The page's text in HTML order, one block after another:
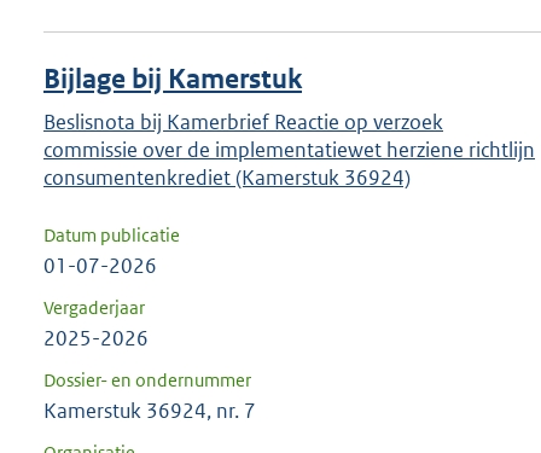
Bijlage bij Kamerstuk
Beslisnota bij Kamerbrief Reactie op verzoek
commissie over de implementatiewet herziene richtlijn
consumentenkrediet (Kamerstuk 36924)
Datum publicatie
01-07-2026
Vergaderjaar
2025-2026
Dossier- en ondernummer
Kamerstuk 36924, nr. 7